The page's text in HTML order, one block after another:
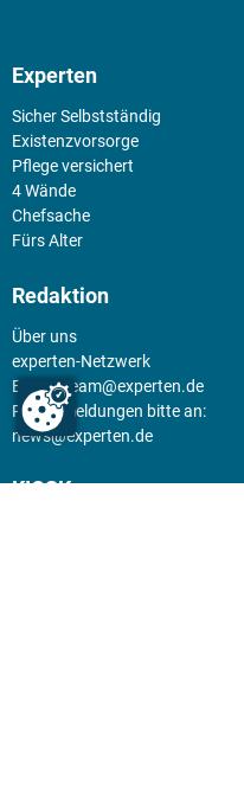
Experten
Sicher Selbstständig
Existenz­vorsorge
Pflege versichert
4 Wände
Chefsache
Fürs Alter
Redaktion
Über uns
experten-Netzwerk
E-Mail:team@experten.de
Pressemeldungen bitte an:
news@experten.de
KIOSK